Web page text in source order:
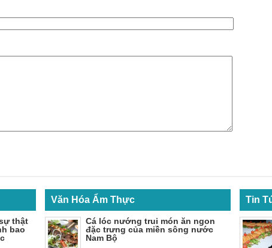
thật
bao
Văn Hóa Ẩm Thực
Cá lóc nướng trui món ăn ngon
đặc trưng của miền sông nước
Nam Bộ
Tin